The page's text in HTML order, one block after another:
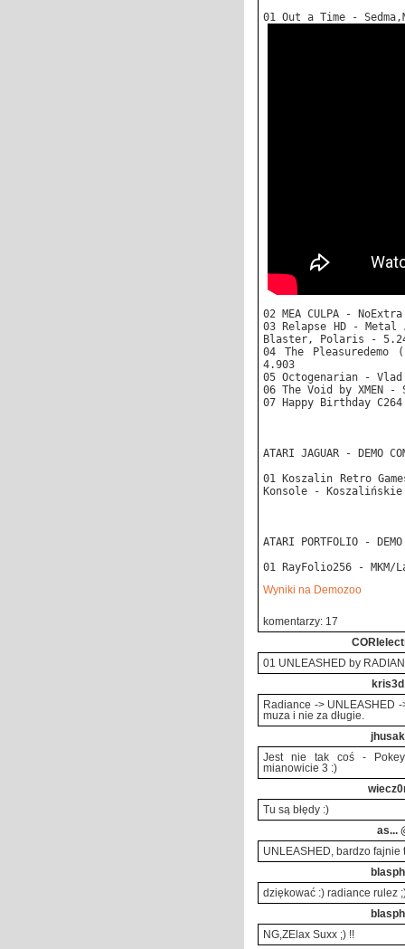
01 Out a Time -
02 MEA CULPA -
03 Relapse HD -
Blaster, Polaris -
04 The Pleasuredemo
4.903
05 Octogenarian -
06 The Void by XMEN
07 Happy Birthday
ATARI JAGUAR - DEMO
01 Koszalin Retro
Konsole -
ATARI PORTFOLIO - DEMO
01 RayFolio256 - MKM/
Wyniki na Demozoo
komentarzy: 17
01 UNLEASHED by
kris3d
Radiance -> UNLEASHED
muza i nie za długie.
jhusak
Jest nie tak coś -
mianowicie 3 :)
Tu są błędy :)
as...
UNLEASHED, bardzo fajnie
blasph
dziękować :) radiance rulez
blasph
NG,ZElax Suxx ;) !!